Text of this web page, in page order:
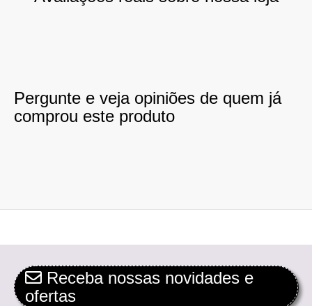
Pergunte e veja opiniões de quem já
comprou este produto
Receba nossas novidades e
ofertas